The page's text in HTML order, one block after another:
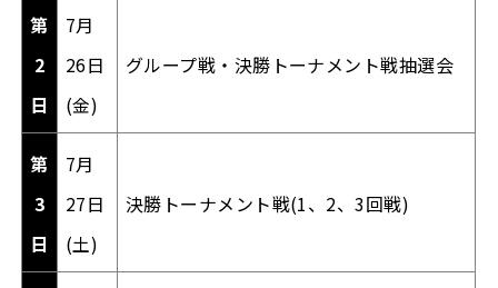
第
2
日
7月
26日
(金)
グループ戦・決勝トーナメント戦抽選会
第
3
日
7月
27日
(土)
決勝トーナメント戦(1、2、3回戦)